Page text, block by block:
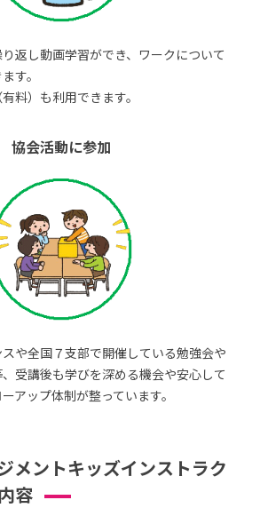
返し動画学習ができ、ワークについて
す。
料）も利用できます。
協会活動に参加
や全国７支部で開催している勉強会や
受講後も学びを深める機会や安心して
アップ体制が整っています。
メントキッズインストラク
容